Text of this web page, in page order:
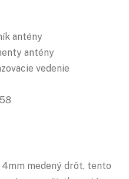
antény
antény
vedenie
medený drôt, tento